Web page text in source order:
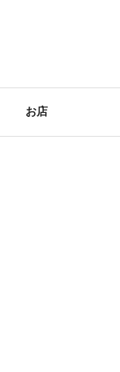
お店